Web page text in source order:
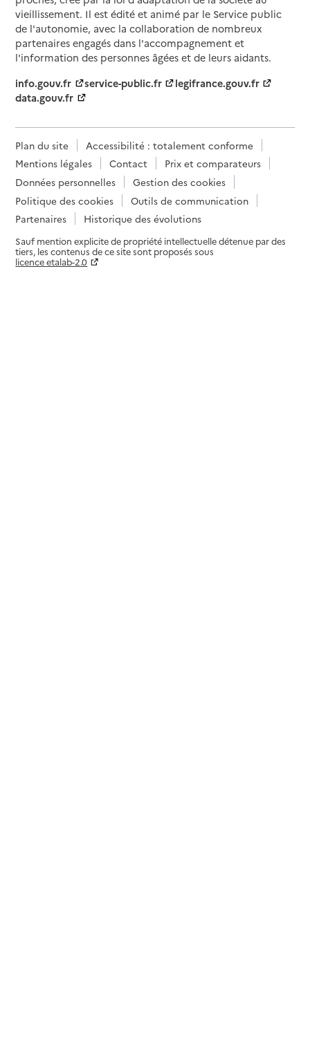
vieillissement. Il est édité et animé par le Service public
de l'autonomie, avec la collaboration de nombreux
partenaires engagés dans l'accompagnement et
l'information des personnes âgées et de leurs aidants.
info.gouv.fr
service-public.fr
legifrance.gouv.fr
data.gouv.fr
Plan du site
Accessibilité : totalement conforme
Mentions légales
Contact
Prix et comparateurs
Données personnelles
Gestion des cookies
Politique des cookies
Outils de communication
Partenaires
Historique des évolutions
Sauf mention explicite de propriété intellectuelle détenue par des
tiers, les contenus de ce site sont proposés sous
licence etalab-2.0